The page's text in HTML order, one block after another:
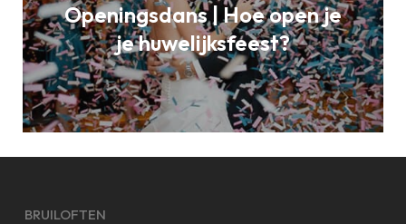
Openingsdans | Hoe open je
je huwelijksfeest?
BRUILOFTEN